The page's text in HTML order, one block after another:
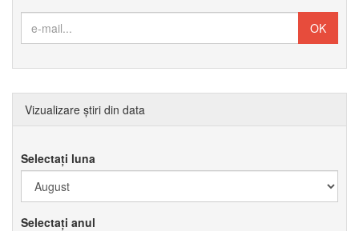
Vizualizare știri din data
Selectați luna
Selectați anul